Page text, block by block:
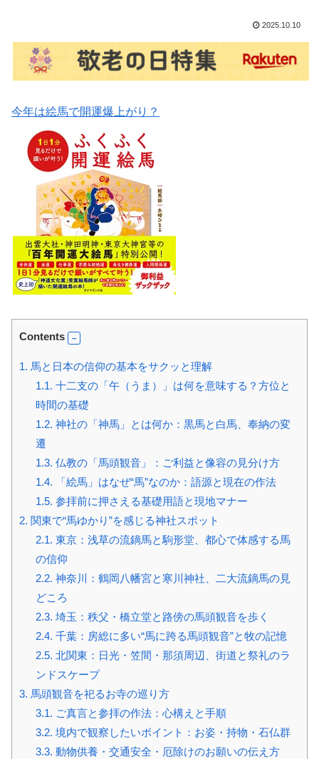
2025.10.10
今年は絵馬で開運爆上がり？
Contents
1. 馬と日本の信仰の基本をサクッと理解
1.1. 十二支の「午（うま）」は何を意味する？方位と
時間の基礎
1.2. 神社の「神馬」とは何か：黒馬と白馬、奉納の変
遷
1.3. 仏教の「馬頭観音」：ご利益と像容の見分け方
1.4. 「絵馬」はなぜ“馬”なのか：語源と現在の作法
1.5. 参拝前に押さえる基礎用語と現地マナー
2. 関東で“馬ゆかり”を感じる神社スポット
2.1. 東京：浅草の流鏑馬と駒形堂、都心で体感する馬
の信仰
2.2. 神奈川：鶴岡八幡宮と寒川神社、二大流鏑馬の見
どころ
2.3. 埼玉：秩父・橋立堂と路傍の馬頭観音を歩く
2.4. 千葉：房総に多い“馬に跨る馬頭観音”と牧の記憶
2.5. 北関東：日光・笠間・那須周辺、街道と祭礼のラ
ンドスケープ
3. 馬頭観音を祀るお寺の巡り方
3.1. ご真言と参拝の作法：心構えと手順
3.2. 境内で観察したいポイント：お姿・持物・石仏群
3.3. 動物供養・交通安全・厄除けのお願いの伝え方